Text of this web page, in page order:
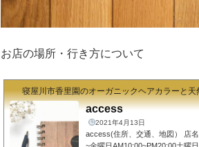
お店の場所・行き方について
寝屋川市香里園のオーガニックヘアカラーと
access
2021年4月13日
access(住所、交通、地図） 店